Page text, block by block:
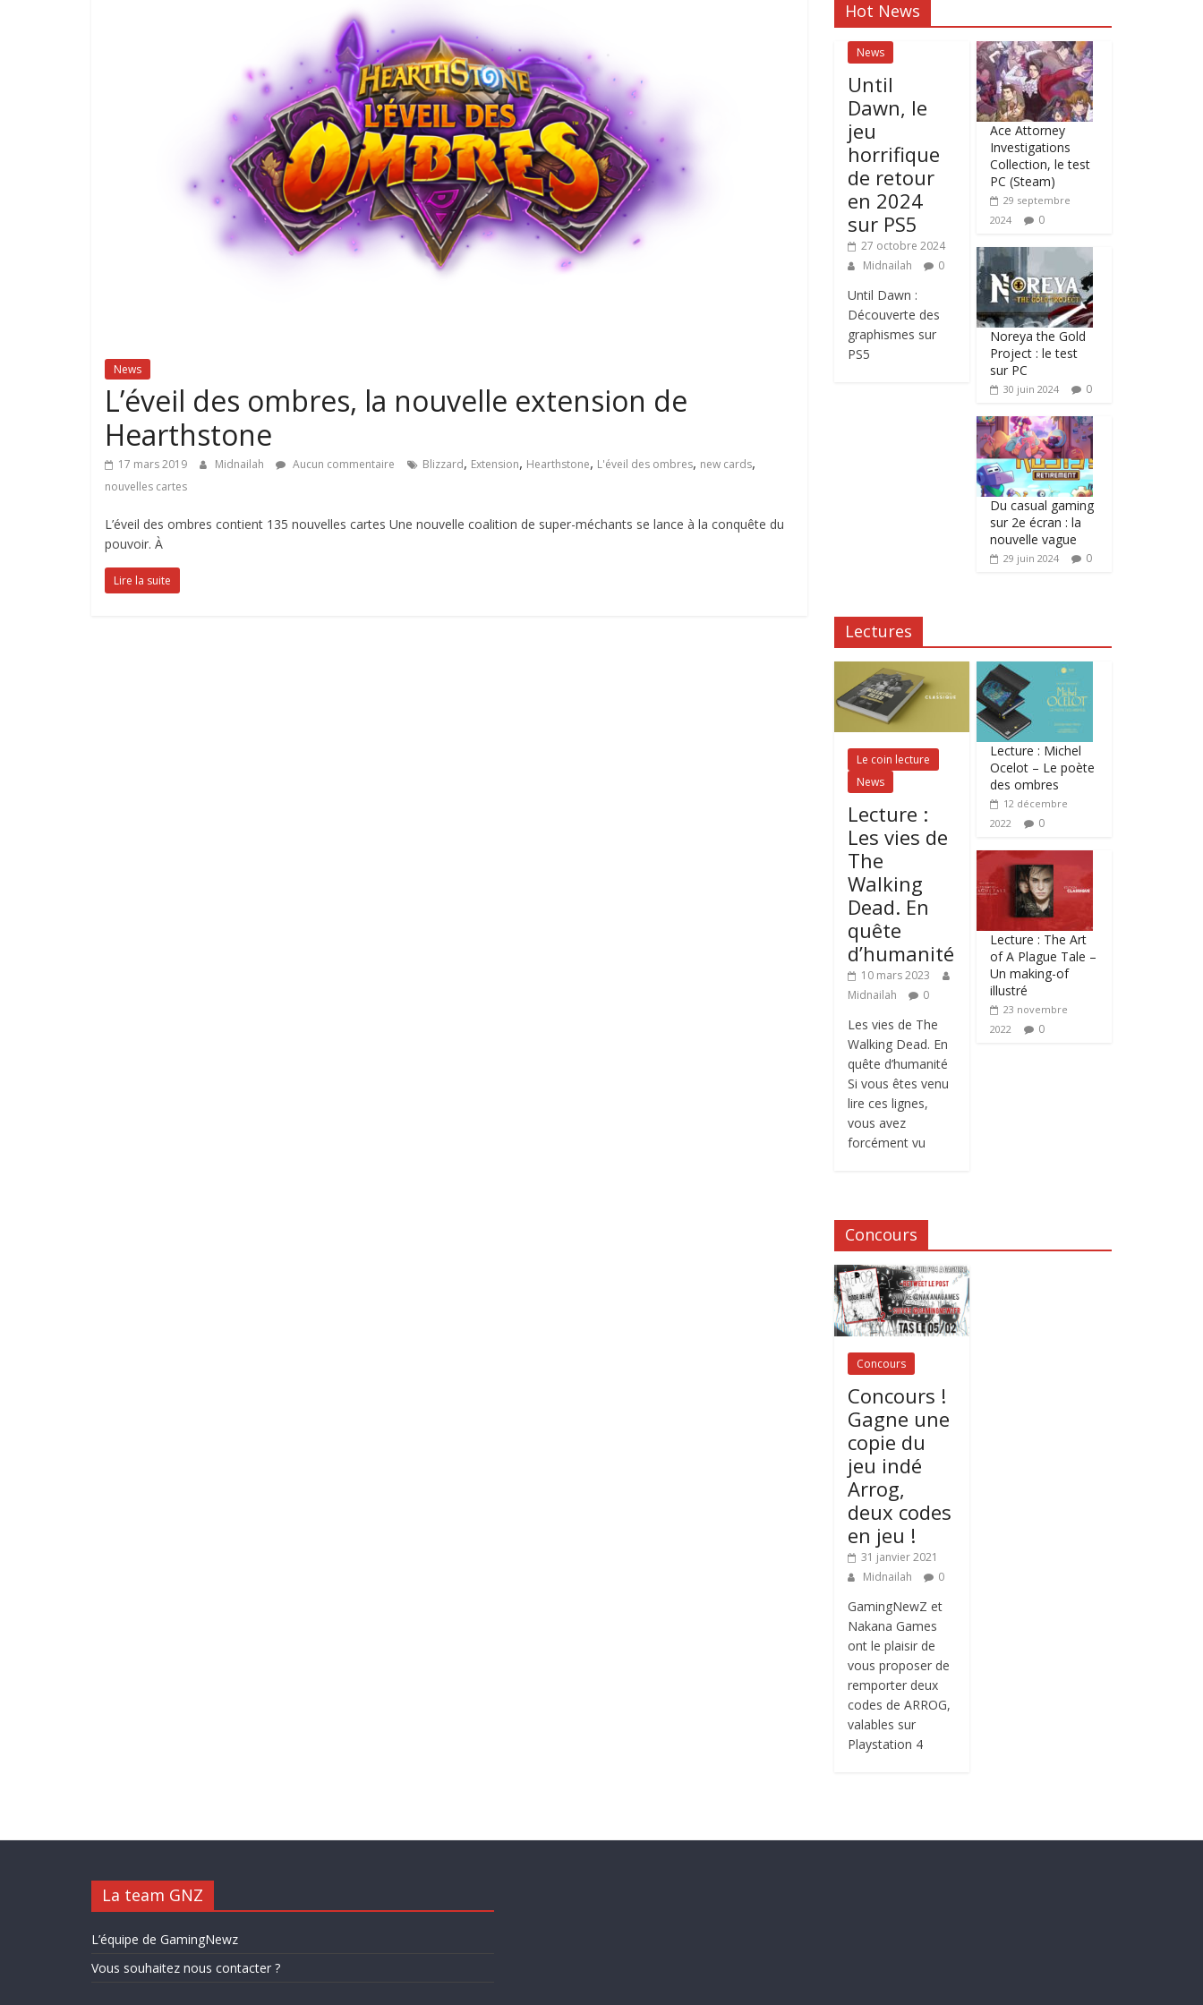
News
L’éveil des ombres, la nouvelle extension de
Hearthstone
17 mars 2019 Midnailah Aucun commentaire Blizzard, Extension, Hearthstone, L'éveil des ombres, new cards,
nouvelles cartes
L’éveil des ombres contient 135 nouvelles cartes Une nouvelle coalition de super-méchants se lance à la conquête du
pouvoir. À
Lire la suite
Hot News
News
Until
Dawn, le
jeu
horrifique
de retour
en 2024
sur PS5
27 octobre 2024
Midnailah
0
Until Dawn :
Découverte des
graphismes sur
PS5
Ace Attorney
Investigations
Collection, le test
PC (Steam)
29 septembre
2024
0
Noreya the Gold
Project : le test
sur PC
30 juin 2024 0
Du casual gaming
sur 2e écran : la
nouvelle vague
29 juin 2024 0
Lectures
Le coin lecture
News
Lecture :
Les vies de
The
Walking
Dead. En
quête
d’humanité
10 mars 2023
Midnailah
0
Les vies de The
Walking Dead. En
quête d’humanité
Si vous êtes venu
lire ces lignes,
vous avez
forcément vu
Lecture : Michel
Ocelot – Le poète
des ombres
12 décembre
2022
0
Lecture : The Art
of A Plague Tale –
Un making-of
illustré
23 novembre
2022
0
Concours
Concours
Concours !
Gagne une
copie du
jeu indé
Arrog,
deux codes
en jeu !
31 janvier 2021
Midnailah
0
GamingNewZ et
Nakana Games
ont le plaisir de
vous proposer de
remporter deux
codes de ARROG,
valables sur
Playstation 4
La team GNZ
L’équipe de GamingNewz
Vous souhaitez nous contacter ?